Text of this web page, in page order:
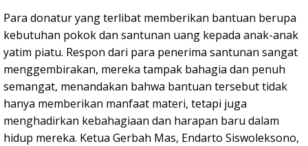
Para donatur yang terlibat memberikan bantuan berupa
kebutuhan pokok dan santunan uang kepada anak-anak
yatim piatu. Respon dari para penerima santunan sangat
menggembirakan, mereka tampak bahagia dan penuh
semangat, menandakan bahwa bantuan tersebut tidak
hanya memberikan manfaat materi, tetapi juga
menghadirkan kebahagiaan dan harapan baru dalam
hidup mereka. Ketua Gerbah Mas, Endarto Siswoleksono,